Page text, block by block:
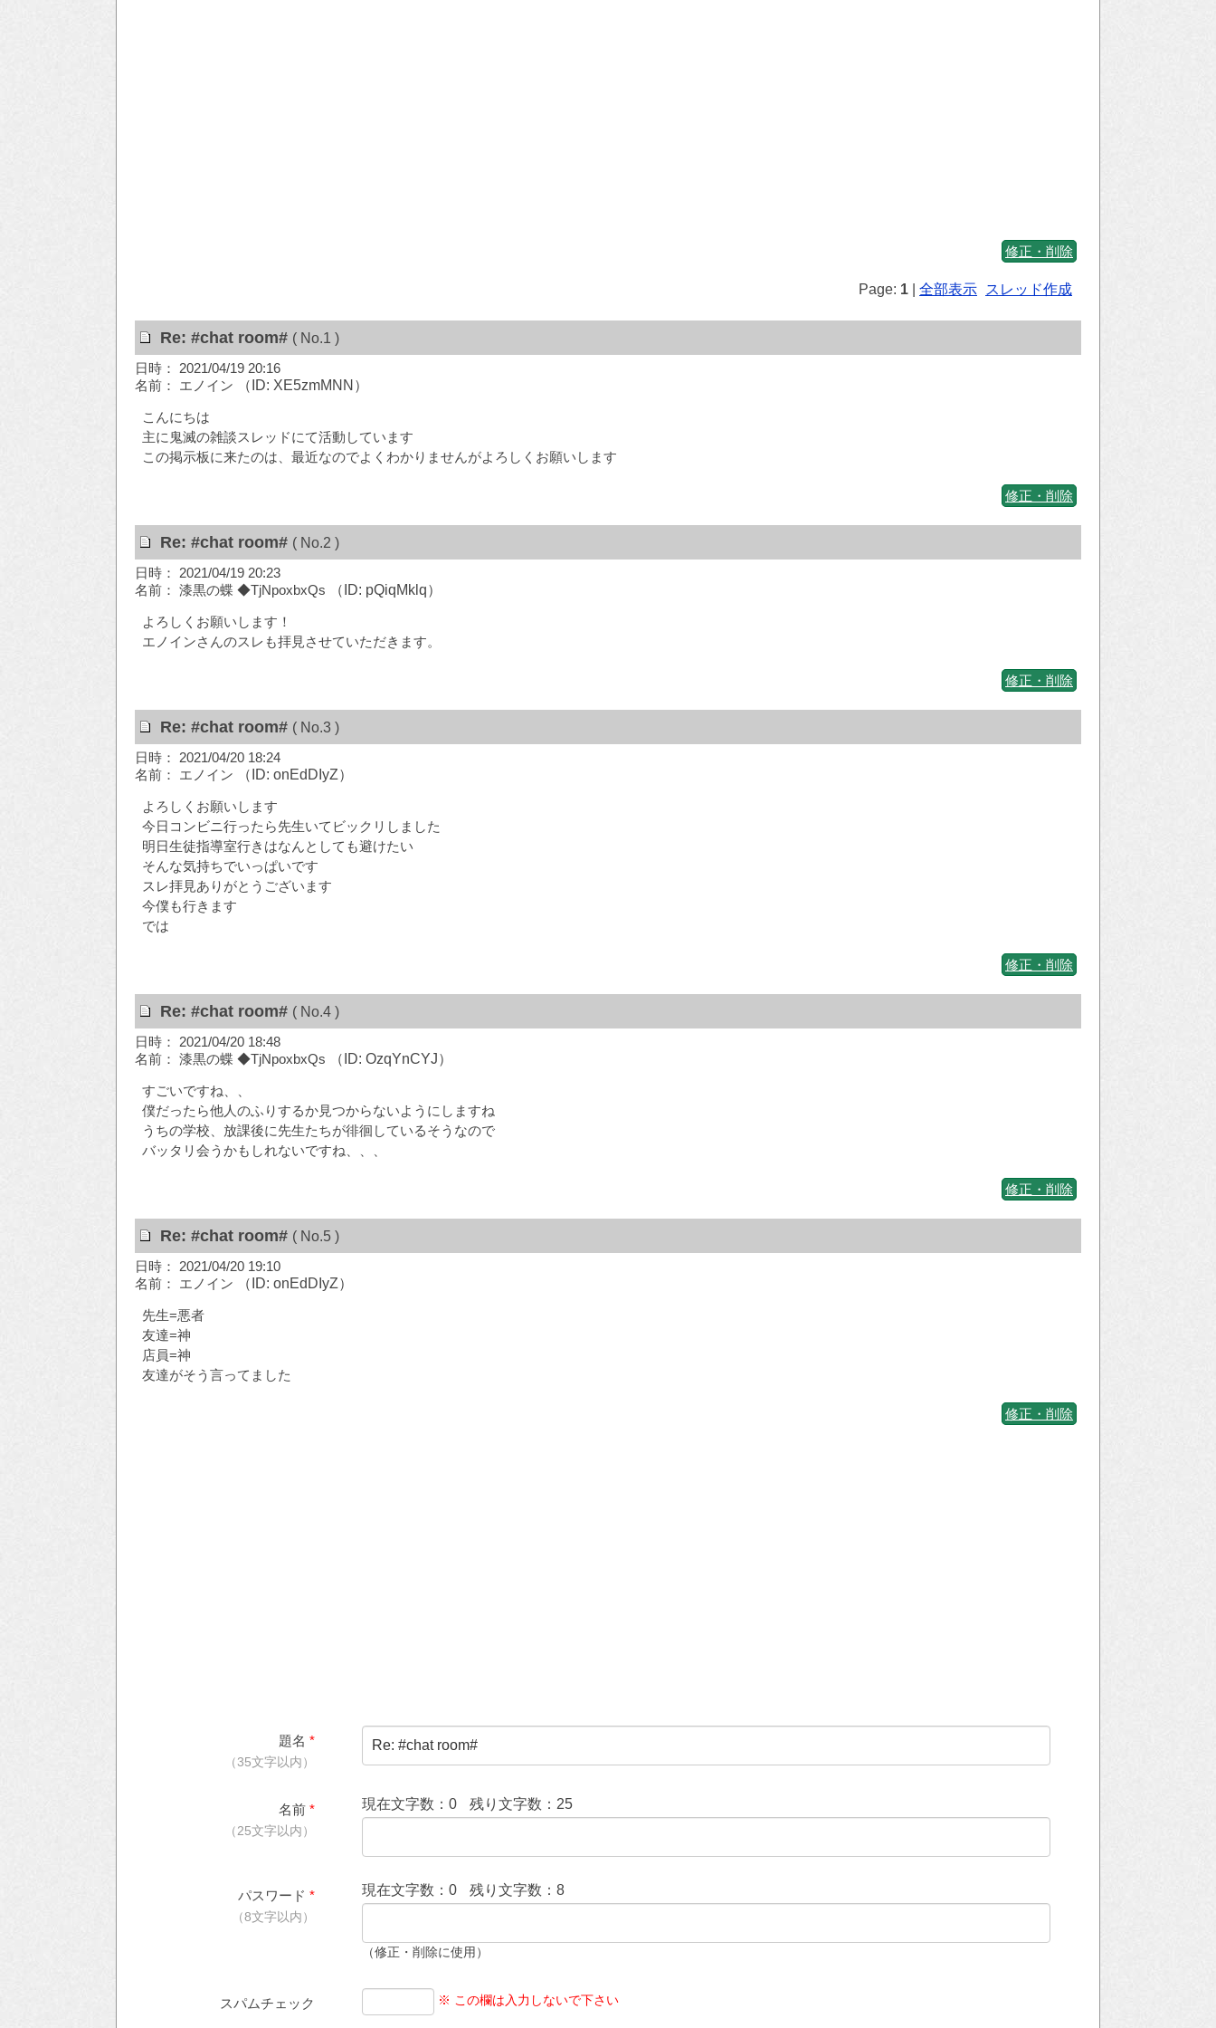
修正・削除
Page: 1 全部表示 スレッド作成
Re: #chat room# ( No.1 )
日時： 2021/04/19 20:16
名前： エノイン
（ID: XE5zmMNN）
こんにちは
主に鬼滅の雑談スレッドにて活動しています
この掲示板に来たのは、最近なのでよくわかりませんがよろしくお願いします
修正・削除
Re: #chat room# ( No.2 )
日時： 2021/04/19 20:23
名前： 漆黒の蝶 ◆TjNpoxbxQs
（ID: pQiqMklq）
よろしくお願いします！
エノインさんのスレも拝見させていただきます。
修正・削除
Re: #chat room# ( No.3 )
日時： 2021/04/20 18:24
名前： エノイン
（ID: onEdDIyZ）
よろしくお願いします
今日コンビニ行ったら先生いてビックリしました
明日生徒指導室行きはなんとしても避けたい
そんな気持ちでいっぱいです
スレ拝見ありがとうございます
今僕も行きます
では
修正・削除
Re: #chat room# ( No.4 )
日時： 2021/04/20 18:48
名前： 漆黒の蝶 ◆TjNpoxbxQs
（ID: OzqYnCYJ）
すごいですね、、
僕だったら他人のふりするか見つからないようにしますね
うちの学校、放課後に先生たちが徘徊しているそうなので
バッタリ会うかもしれないですね、、、
修正・削除
Re: #chat room# ( No.5 )
日時： 2021/04/20 19:10
名前： エノイン
（ID: onEdDIyZ）
先生=悪者
友達=神
店員=神
友達がそう言ってました
修正・削除
題名 *
（35文字以内）
名前 *
（25文字以内）
現在文字数：0 残り文字数： 25
パスワード *
（8文字以内）
現在文字数：0 残り文字数：8
（修正・削除に使用）
スパムチェック ※ この欄は入力しないで下さい